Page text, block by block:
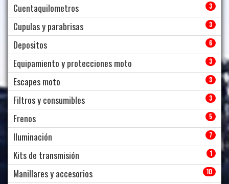
Cuentaquilometros 3
Cupulas y parabrisas 3
Depositos 6
Equipamiento y protecciones moto 3
Escapes moto 3
Filtros y consumibles 3
Frenos 5
Iluminación 7
Kits de transmisión 1
Manillares y accesorios 10